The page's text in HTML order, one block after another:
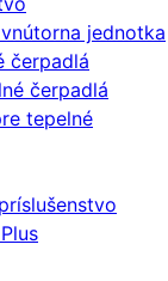
jednotka
čerpadlá
čerpadlá
tepelné